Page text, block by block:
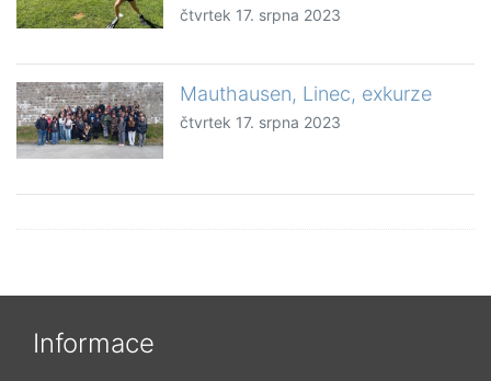
čtvrtek 17. srpna 2023
Mauthausen, Linec, exkurze
čtvrtek 17. srpna 2023
Informace